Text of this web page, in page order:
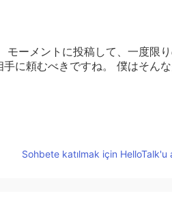
モーメントに投稿して、一度限
手に頼むべきですね。 僕はそん
いるから、むしろ助けてなんぼ
Sohbete katılmak için HelloTalk'u